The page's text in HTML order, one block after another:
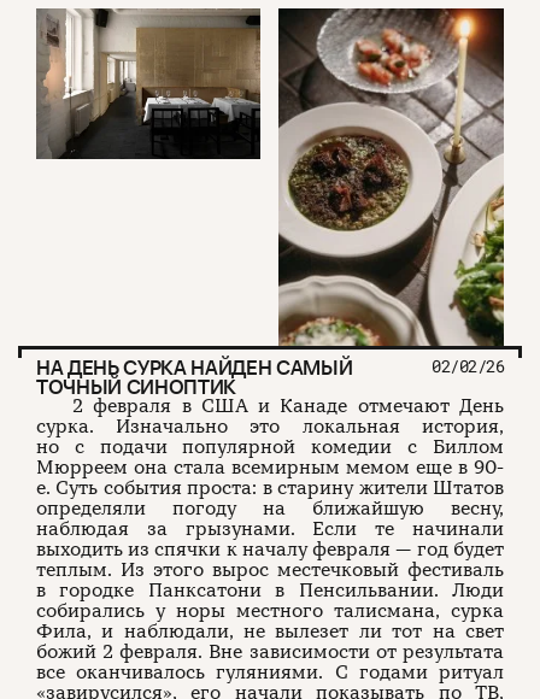
НА ДЕНЬ СУРКА НАЙДЕН САМЫЙ
ТОЧНЫЙ СИНОПТИК
02/02/26
2 февраля в США и Канаде отмечают День
сурка. Изначально это локальная история,
но с подачи популярной комедии с Биллом
Мюрреем она стала всемирным мемом еще в 90-
е. Суть события проста: в старину жители Штатов
определяли погоду на ближайшую весну,
наблюдая за грызунами. Если те начинали
выходить из спячки к началу февраля — год будет
теплым. Из этого вырос местечковый фестиваль
в городке Панксатони в Пенсильвании. Люди
собирались у норы местного талисмана, сурка
Фила, и наблюдали, не вылезет ли тот на свет
божий 2 февраля. Вне зависимости от результата
все оканчивалось гуляниями. С годами ритуал
«завирусился», его начали показывать по ТВ,
Подписаться на журнал
Рекламодателям
Пользовательское соглашение
Политика конфиденциальности
16+
(c) ЧТИВО 2026. Все права защищены
Разработка:Astroshock